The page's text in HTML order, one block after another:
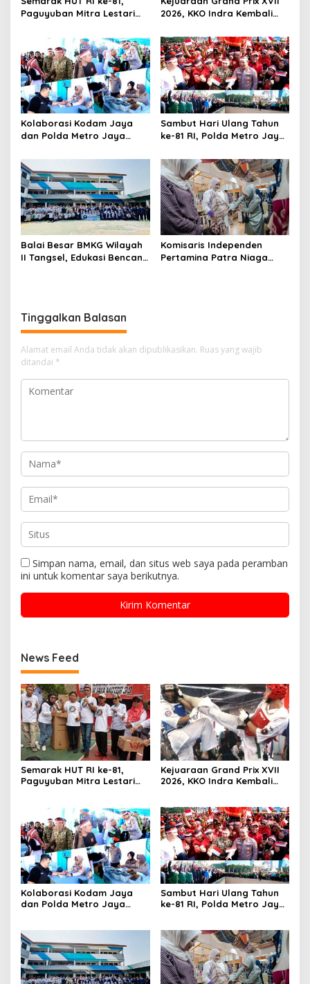
Paguyuban Mitra Lestari
2026, KKO Indra Kembali
Kolaborasi Kodam Jaya
dan Polda Metro Jaya
Sambut Hari Ulang Tahun
ke-81 RI, Polda Metro Jaya
Balai Besar BMKG Wilayah
II Tangsel, Edukasi Bencana
Komisaris Independen
Pertamina Patra Niaga
Tinggalkan Balasan
Alamat email Anda tidak akan dipublikasikan. Ruas yang wajib
ditandai *
Simpan nama, email, dan situs web saya pada peramban
ini untuk komentar saya berikutnya.
News Feed
Semarak HUT RI ke-81,
Paguyuban Mitra Lestari
Kejuaraan Grand Prix XVII
2026, KKO Indra Kembali
Kolaborasi Kodam Jaya
dan Polda Metro Jaya
Sambut Hari Ulang Tahun
ke-81 RI, Polda Metro Jaya